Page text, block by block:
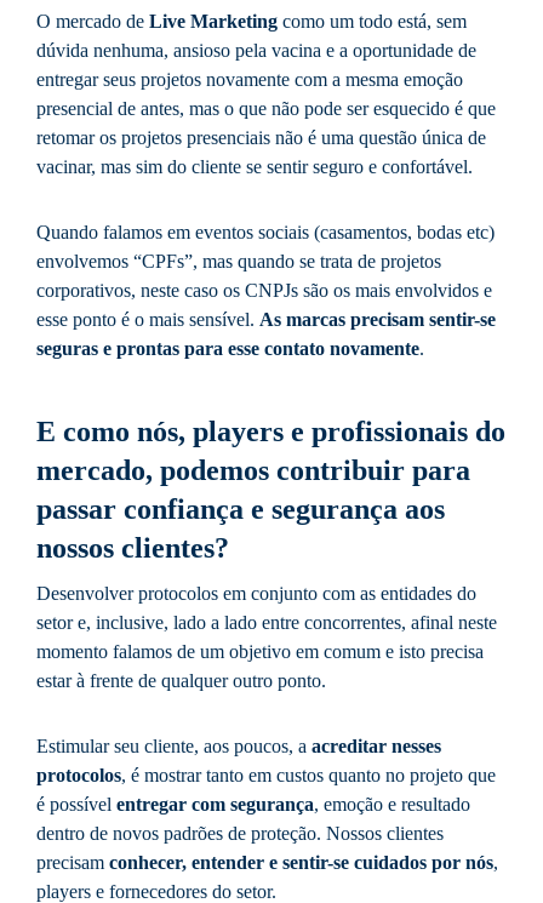
O mercado de Live Marketing como um todo está, sem
dúvida nenhuma, ansioso pela vacina e a oportunidade de
entregar seus projetos novamente com a mesma emoção
presencial de antes, mas o que não pode ser esquecido é que
retomar os projetos presenciais não é uma questão única de
vacinar, mas sim do cliente se sentir seguro e confortável.
Quando falamos em eventos sociais (casamentos, bodas etc)
envolvemos “CPFs”, mas quando se trata de projetos
corporativos, neste caso os CNPJs são os mais envolvidos e
esse ponto é o mais sensível. As marcas precisam sentir-se
seguras e prontas para esse contato novamente.
E como nós, players e profissionais do
mercado, podemos contribuir para
passar confiança e segurança aos
nossos clientes?
Desenvolver protocolos em conjunto com as entidades do
setor e, inclusive, lado a lado entre concorrentes, afinal neste
momento falamos de um objetivo em comum e isto precisa
estar à frente de qualquer outro ponto.
Estimular seu cliente, aos poucos, a acreditar nesses
protocolos, é mostrar tanto em custos quanto no projeto que
é possível entregar com segurança, emoção e resultado
dentro de novos padrões de proteção. Nossos clientes
precisam conhecer, entender e sentir-se cuidados por nós,
players e fornecedores do setor.